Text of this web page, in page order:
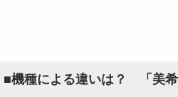
■機種による違いは？ 「美希